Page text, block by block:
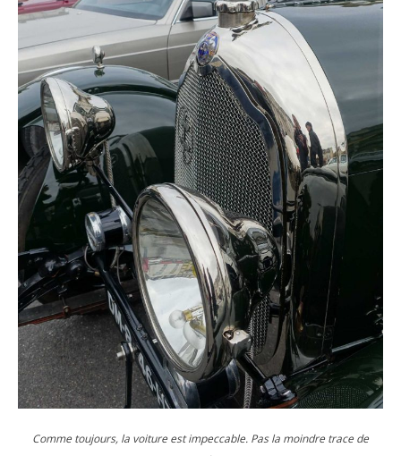
Comme toujours, la voiture est impeccable. Pas la moindre trace de